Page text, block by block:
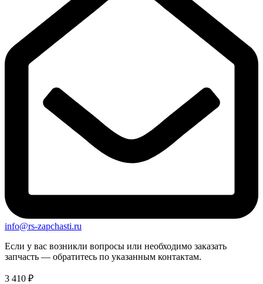
info@rs-zapchasti.ru
Если у вас возникли вопросы или необходимо заказать
запчасть — обратитесь по указанным контактам.
3 410 ₽